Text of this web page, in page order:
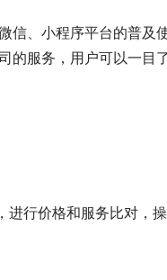
信、小程序平台的普及
的服务，用户可以一目